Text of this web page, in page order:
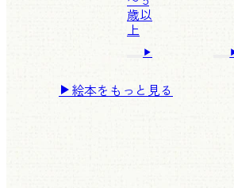
歳以
上
絵本をもっと見る